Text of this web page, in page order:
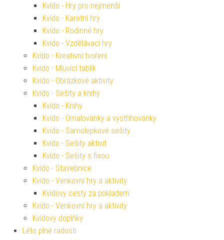
Kvído - Hry pro nejmenší
Kvído - Karetní hry
Kvído - Rodinné hry
Kvído - Vzdělávací hry
Kvído - Kreativní tvoření
Kvído - Mluvící tablík
Kvído - Obrázkové aktivity
Kvído - Sešity a knihy
Kvído - Knihy
Kvído - Omalovánky a vystřihovánky
Kvído - Samolepkové sešity
Kvído - Sešity aktivit
Kvído - Sešity s fixou
Kvído - Stavebnice
Kvído - Venkovní hry a aktivity
Kvídovy cesty za pokladem
Kvído - Venkovní hry a aktivity
Kvídovy doplňky
Léto plné radosti